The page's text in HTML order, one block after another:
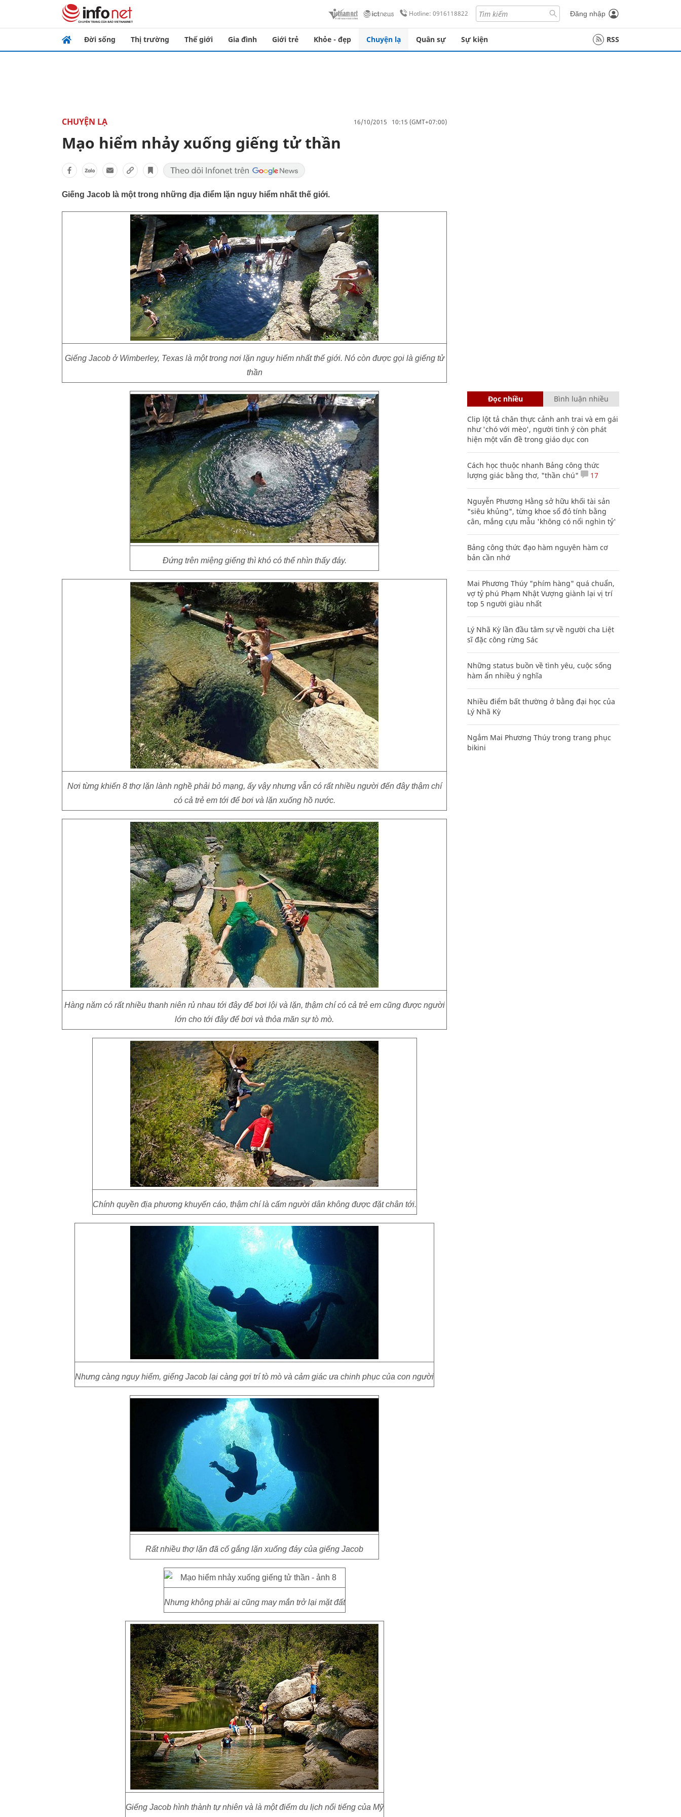
Hotline: 0916118822 Đăng nhập
Đời sống Thị trường Thế giới Gia đình Giới trẻ Khỏe - đẹp Chuyện lạ Quân sự Sự kiện RSS
CHUYỆN LẠ 16/10/2015 10:15 (GMT+07:00)
Mạo hiểm nhảy xuống giếng tử thần
Giếng Jacob là một trong những địa điểm lặn nguy hiểm nhất thế giới.
Giếng Jacob ở Wimberley, Texas là một trong nơi lặn nguy hiểm nhất thế giới. Nó còn được gọi là giếng tử
thần
Đứng trên miệng giếng thì khó có thể nhìn thấy đáy.
Nơi từng khiến 8 thợ lặn lành nghề phải bỏ mạng, ấy vậy nhưng vẫn có rất nhiều người đến đây thậm chí
có cả trẻ em tới để bơi và lặn xuống hồ nước.
Hàng năm có rất nhiều thanh niên rủ nhau tới đây để bơi lội và lặn, thậm chí có cả trẻ em cũng được người
lớn cho tới đây để bơi và thỏa mãn sự tò mò.
Chính quyền địa phương khuyến cáo, thậm chí là cấm người dân không được đặt chân tới.
Nhưng càng nguy hiểm, giếng Jacob lại càng gợi trí tò mò và cảm giác ưa chinh phục của con người
Rất nhiều thợ lặn đã cố gắng lặn xuống đáy của giếng Jacob
Nhưng không phải ai cũng may mắn trở lại mặt đất
Giếng Jacob hình thành tự nhiên và là một điểm du lịch nổi tiếng của Mỹ
Đọc nhiều Bình luận nhiều
Clip lột tả chân thực cảnh anh trai và em gái
như 'chó với mèo', người tinh ý còn phát
hiện một vấn đề trong giáo dục con
Cách học thuộc nhanh Bảng công thức
lượng giác bằng thơ, "thần chú"
17
Nguyễn Phương Hằng sở hữu khối tài sản
"siêu khủng", từng khoe sổ đỏ tính bằng
cân, mắng cựu mẫu 'không có nổi nghìn tỷ'
Bảng công thức đạo hàm nguyên hàm cơ
bản cần nhớ
Mai Phương Thúy "phím hàng" quá chuẩn,
vợ tỷ phú Phạm Nhật Vượng giành lại vị trí
top 5 người giàu nhất
Lý Nhã Kỳ lần đầu tâm sự về người cha Liệt
sĩ đặc công rừng Sác
Những status buồn về tình yêu, cuộc sống
hàm ẩn nhiều ý nghĩa
Nhiều điểm bất thường ở bằng đại học của
Lý Nhã Kỳ
Ngắm Mai Phương Thúy trong trang phục
bikini